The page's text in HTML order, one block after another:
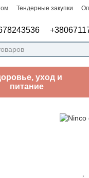
Тендерные закупки
уход и
питание